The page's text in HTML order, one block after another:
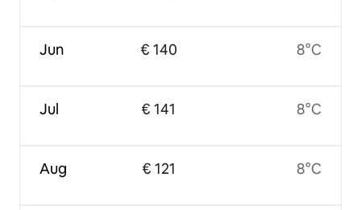
Jun
Jul
Aug
€ 140
€ 141
€ 121
8°C
8°C
8°C